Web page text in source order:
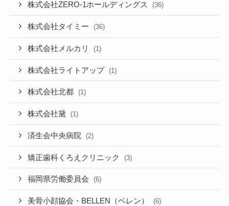
株式会社ZERO-1ホールディングス (36)
株式会社タイミー (36)
株式会社メルカリ (1)
株式会社ライトアップ (1)
株式会社北都 (1)
株式会社黛 (1)
済生会中央病院 (2)
矯正歯科くろえクリニック (3)
福岡県労働委員会 (6)
美骨小顔協会・BELLEN（ベレン） (6)